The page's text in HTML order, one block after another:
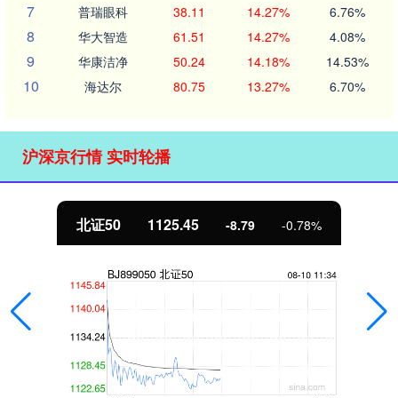
7 普瑞眼科 38.11 14.27% 6.76%
8 华大智造 61.51 14.27% 4.08%
9 华康洁净 50.24 14.18% 14.53%
10 海达尔 80.75 13.27% 6.70%
沪深京行情 实时轮播
北证50 1125.45 -8.79 -0.78%